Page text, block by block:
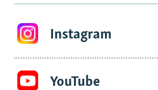
Instagram
YouTube